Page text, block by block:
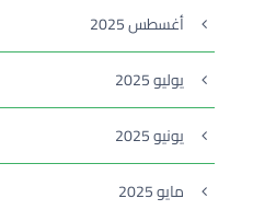
أغسطس 2025
يوليو 2025
يونيو 2025
مايو 2025